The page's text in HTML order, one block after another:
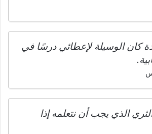
كان الوسيلة لإعطائي درسًا في
الذي يجب أن نتعلمه إذا